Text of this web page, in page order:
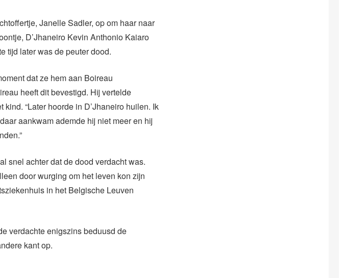
Janelle Sadler, op om haar naar
D’Jhaneiro Kevin Anthonio Kaiaro
tijd later was de peuter dood.
dat ze hem aan Boireau
heeft dit bevestigd. Hij vertelde
“Later hoorde in D’Jhaneiro huilen. Ik
aankwam ademde hij niet meer en hij
snel achter dat de dood verdacht was.
door wurging om het leven kon zijn
in het Belgische Leuven
verdachte enigszins beduusd de
kant op.